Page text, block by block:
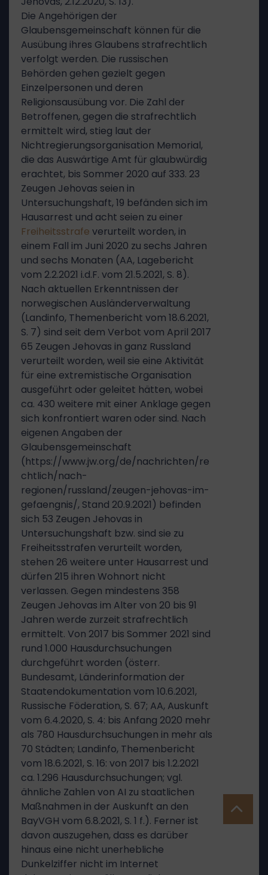
Die Angehörigen der
Glaubensgemeinschaft können für die
Ausübung ihres Glaubens strafrechtlich
verfolgt werden. Die russischen
Behörden gehen gezielt gegen
Einzelpersonen und deren
Religionsausübung vor. Die Zahl der
Betroffenen, gegen die strafrechtlich
ermittelt wird, stieg laut der
Nichtregierungsorganisation Memorial,
die das Auswärtige Amt für glaubwürdig
erachtet, bis Sommer 2020 auf 333. 23
Zeugen Jehovas seien in
Untersuchungshaft, 19 befänden sich im
Hausarrest und acht seien zu einer
Freiheitsstrafe verurteilt worden, in
einem Fall im Juni 2020 zu sechs Jahren
und sechs Monaten (AA, Lagebericht
vom 2.2.2021 i.d.F. vom 21.5.2021, S. 8).
Nach aktuellen Erkenntnissen der
norwegischen Ausländerverwaltung
(Landinfo, Themenbericht vom 18.6.2021,
S. 7) sind seit dem Verbot vom April 2017
65 Zeugen Jehovas in ganz Russland
verurteilt worden, weil sie eine Aktivität
für eine extremistische Organisation
ausgeführt oder geleitet hätten, wobei
ca. 430 weitere mit einer Anklage gegen
sich konfrontiert waren oder sind. Nach
eigenen Angaben der
Glaubensgemeinschaft
(https://www.jw.org/de/nachrichten/re
chtlich/nach-
regionen/russland/zeugen-jehovas-im-
gefaengnis/, Stand 20.9.2021) befinden
sich 53 Zeugen Jehovas in
Untersuchungshaft bzw. sind sie zu
Freiheitsstrafen verurteilt worden,
stehen 26 weitere unter Hausarrest und
dürfen 215 ihren Wohnort nicht
verlassen. Gegen mindestens 358
Zeugen Jehovas im Alter von 20 bis 91
Jahren werde zurzeit strafrechtlich
ermittelt. Von 2017 bis Sommer 2021 sind
rund 1.000 Hausdurchsuchungen
durchgeführt worden (österr.
Bundesamt, Länderinformation der
Staatendokumentation vom 10.6.2021,
Russische Föderation, S. 67; AA, Auskunft
vom 6.4.2020, S. 4: bis Anfang 2020 mehr
als 780 Hausdurchsuchungen in mehr als
70 Städten; Landinfo, Themenbericht
vom 18.6.2021, S. 16: von 2017 bis 1.2.2021
ca. 1.296 Hausdurchsuchungen; vgl.
ähnliche Zahlen von AI zu staatlichen
Maßnahmen in der Auskunft an den
BayVGH vom 6.8.2021, S. 1 f.). Ferner ist
davon auszugehen, dass es darüber
hinaus eine nicht unerhebliche
Dunkelziffer nicht im Internet